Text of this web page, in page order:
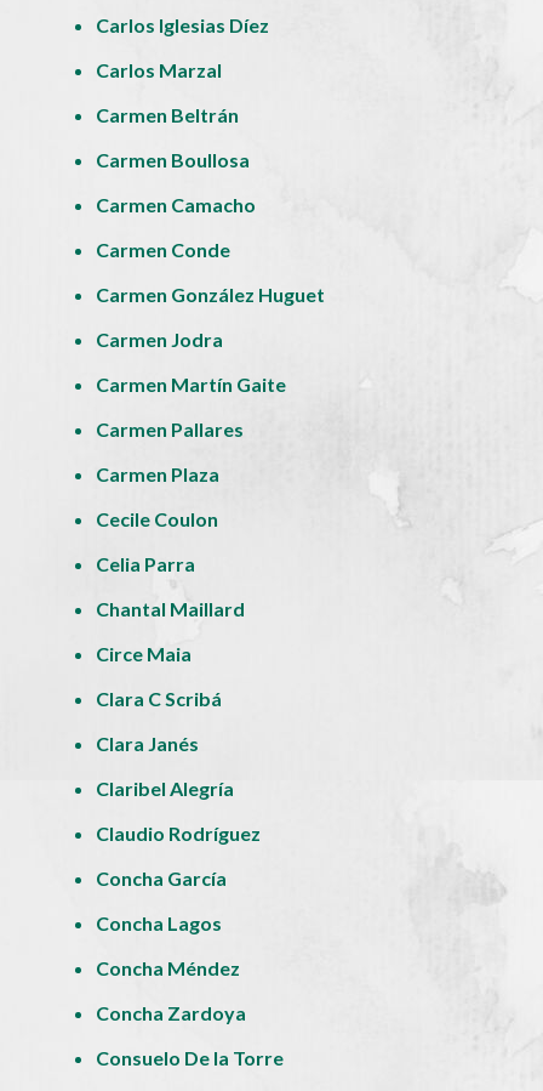
Carlos Iglesias Díez
Carlos Marzal
Carmen Beltrán
Carmen Boullosa
Carmen Camacho
Carmen Conde
Carmen González Huguet
Carmen Jodra
Carmen Martín Gaite
Carmen Pallares
Carmen Plaza
Cecile Coulon
Celia Parra
Chantal Maillard
Circe Maia
Clara C Scribá
Clara Janés
Claribel Alegría
Claudio Rodríguez
Concha García
Concha Lagos
Concha Méndez
Concha Zardoya
Consuelo De la Torre